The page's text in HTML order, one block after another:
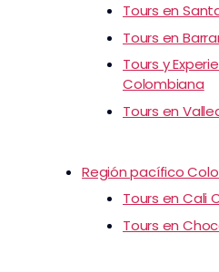
Tours en
Tours en
Tours y
Colombiana
Tours en
Región pacífico
Tours en Cali
Tours en